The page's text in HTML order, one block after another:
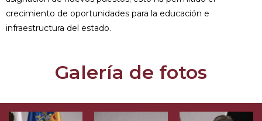
crecimiento de oportunidades para la educación e
infraestructura del estado.
Galería de fotos